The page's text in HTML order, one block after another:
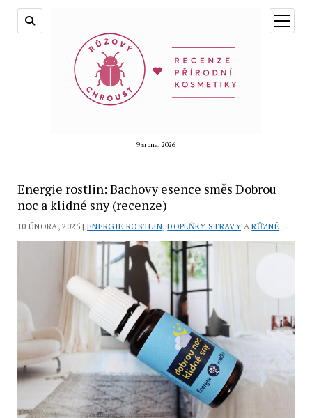
9 srpna, 2026
otevřít
menu
Energie rostlin: Bachovy esence směs Dobrou
noc a klidné sny (recenze)
10 ÚNORA, 2025 |ENERGIE ROSTLIN,DOPLŇKY STRAVY ARŮZNÉ